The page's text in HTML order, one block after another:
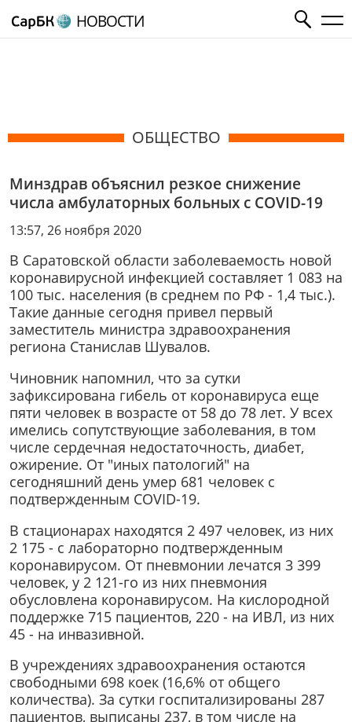
НОВОСТИ
ОБЩЕСТВО
Минздрав объяснил резкое снижение
числа амбулаторных больных с COVID-19
13:57, 26 ноября 2020
В Саратовской области заболеваемость новой
коронавирусной инфекцией составляет 1 083 на
100 тыс. населения (в среднем по РФ - 1,4 тыс.).
Такие данные сегодня привел первый
заместитель министра здравоохранения
региона Станислав Шувалов.
Чиновник напомнил, что за сутки
зафиксирована гибель от коронавируса еще
пяти человек в возрасте от 58 до 78 лет. У всех
имелись сопутствующие заболевания, в том
числе сердечная недостаточность, диабет,
ожирение. От "иных патологий" на
сегодняшний день умер 681 человек с
подтвержденным COVID-19.
В стационарах находятся 2 497 человек, из них
2 175 - с лабораторно подтвержденным
коронавирусом. От пневмонии лечатся 3 399
человек, у 2 121-го из них пневмония
обусловлена коронавирусом. На кислородной
поддержке 715 пациентов, 220 - на ИВЛ, из них
45 - на инвазивной.
В учреждениях здравоохранения остаются
свободными 698 коек (16,6% от общего
количества). За сутки госпитализированы 287
пациентов, выписаны 237, в том числе на